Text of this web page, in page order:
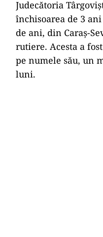
Judecătoria
închisoarea de 3
de ani, din Caraş-
rutiere. Acesta a
pe numele său, un
luni.